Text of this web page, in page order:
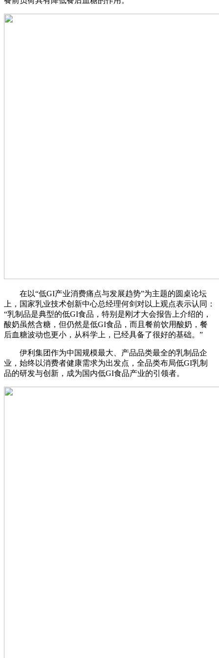
在以“低GI产业消费痛点与发展趋势”为主题的圆桌论坛
上，国家乳业技术创新中心总经理何剑对以上观点表示认同：
“乳制品是典型的低GI食品，特别是刚才大会报告上介绍的，
酸奶虽然含糖，但仍然是低GI食品，而且餐前饮用酸奶，餐
后血糖波动也更小，从科学上，已经具备了很好的基础。”
伊利集团作为中国规模最大、产品品类最全的乳制品企
业，始终以消费者健康需求为出发点，全品类布局低GI乳制
品的研发与创新，成为国内低GI食品产业的引领者。